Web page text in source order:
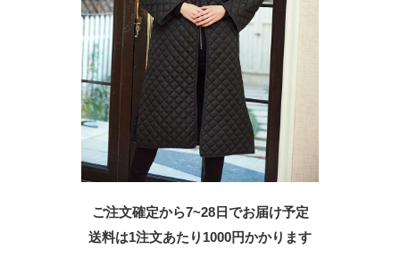
ご注文確定から7~28日でお届け予定
送料は1注文あたり 1000円かかります